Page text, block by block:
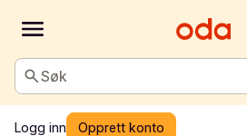
Søk
Logg inn Opprett konto